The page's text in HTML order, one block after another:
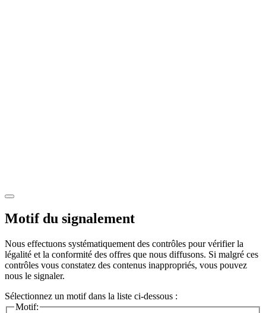
Motif du signalement
Nous effectuons systématiquement des contrôles pour vérifier la
légalité et la conformité des offres que nous diffusons. Si malgré ces
contrôles vous constatez des contenus inappropriés, vous pouvez
nous le signaler.
Sélectionnez un motif dans la liste ci-dessous :
Motif: